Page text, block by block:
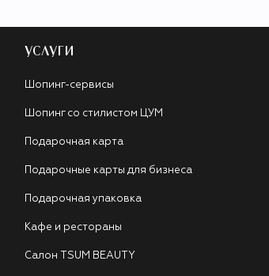
УСЛУГИ
Шопинг-сервисы
Шопинг со стилистом ЦУМ
Подарочная карта
Подарочные карты для бизнеса
Подарочная упаковка
Кафе и рестораны
Салон TSUM BEAUTY